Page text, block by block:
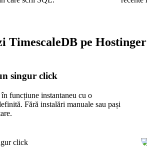
TimescaleDB pe Hostinger
singur click
funcțiune instantaneu cu o
Fără instalări manuale sau pași